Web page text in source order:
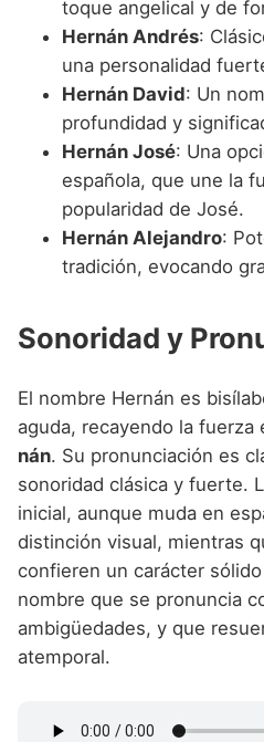
toque angelical y de
Hernán Andrés:
una personalidad
Hernán David: Un
profundidad y
Hernán José: Una
española, que une la
popularidad de José.
Hernán Alejandro:
tradición, evocando
Sonoridad y
El nombre Hernán es
aguda, recayendo la fuerza
nán. Su pronunciación es
sonoridad clásica y fuerte.
inicial, aunque muda en
distinción visual, mientras
confieren un carácter
nombre que se pronuncia
ambigüedades, y que
atemporal.